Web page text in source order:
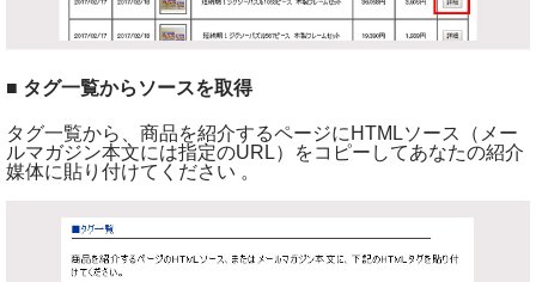
■ タグ一覧からソースを取得
タグ一覧から、商品を紹介するページにHTMLソース（メー
ルマガジン本文には指定のURL）をコピーしてあなたの紹介
媒体に貼り付けてください 。